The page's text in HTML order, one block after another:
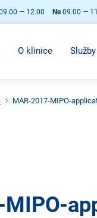
— 12.00 Ne09.00 —
O klinice Služby
MAR-2017-MIPO-